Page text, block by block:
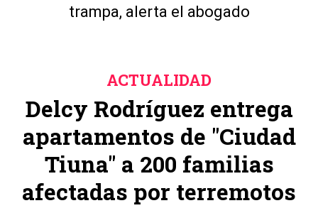
trampa, alerta el abogado
Delcy Rodríguez entrega
apartamentos de "Ciudad
Tiuna" a 200 familias
afectadas por terremotos
ACTUALIDAD